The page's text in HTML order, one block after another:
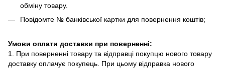
обміну товару.
Повідомте № банківської картки для повернення коштів;
Умови оплати доставки при поверненні:
1. При поверненні товару та відправці покупцю нового товару
доставку оплачує покупець. При цьому відправка нового